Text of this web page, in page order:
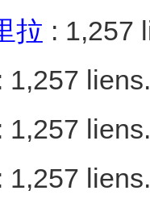
拉 : 1,257
1,257 liens.
1,257 liens.
1,257 liens.